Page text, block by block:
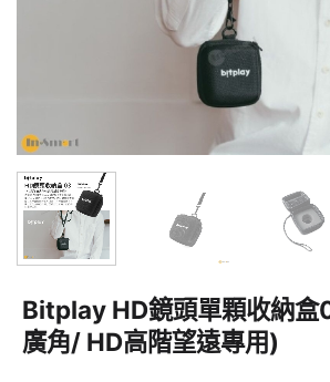
Bitplay HD鏡頭單顆收納盒
廣角/ HD高階望遠專用)